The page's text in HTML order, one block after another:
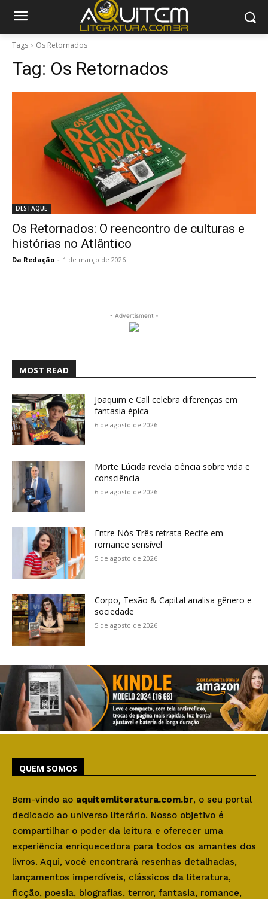
Tags Os Retornados
Tag: Os Retornados
DESTAQUE
Os Retornados: O reencontro de culturas e
histórias no Atlântico
Da Redação - 1 de março de 2026
- Advertisment -
MOST READ
Joaquim e Call celebra diferenças em
fantasia épica
6 de agosto de 2026
Morte Lúcida revela ciência sobre vida e
consciência
6 de agosto de 2026
Entre Nós Três retrata Recife em
romance sensível
5 de agosto de 2026
Corpo, Tesão & Capital analisa gênero e
sociedade
5 de agosto de 2026
QUEM SOMOS
Bem-vindo ao aquitemliteratura.com.br, o seu portal
dedicado ao universo literário. Nosso objetivo é
compartilhar o poder da leitura e oferecer uma
experiência enriquecedora para todos os amantes dos
livros. Aqui, você encontrará resenhas detalhadas,
lançamentos imperdíveis, clássicos da literatura,
ficção, poesia, biografias, terror, fantasia, romance,